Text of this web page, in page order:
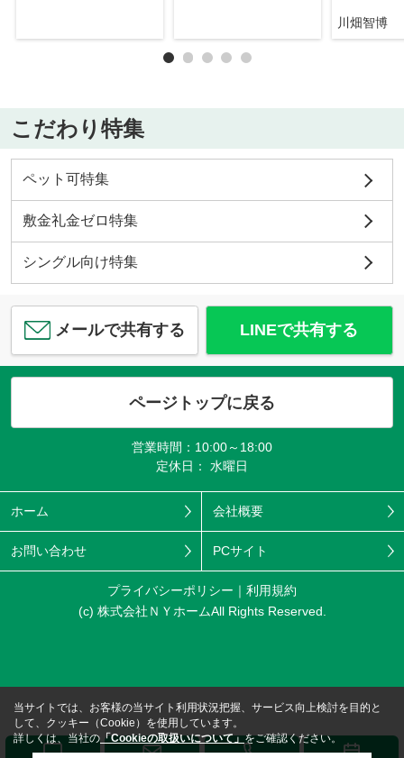
川畑智博
こだわり特集
ペット可特集
敷金礼金ゼロ特集
シングル向け特集
メールで共有する LINEで共有する
ページトップに戻る
営業時間：10:00～18:00
定休日： 水曜日
ホーム 会社概要
お問い合わせ PCサイト
プライバシーポリシー
利用規約
(c) 株式会社ＮＹホームAll Rights Reserved.
当サイトでは、お客様の当サイト利用状況把握、サービス向上検討を目的と
して、クッキー（Cookie）を使用しています。
詳しくは、当社の 「Cookieの取扱いについて」をご確認ください。